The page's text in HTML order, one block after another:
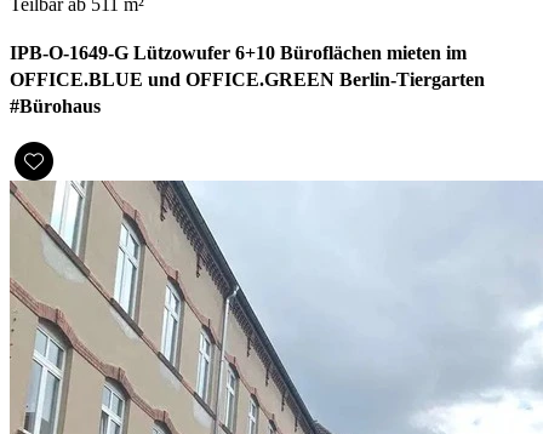
Teilbar ab 511 m²
IPB-O-1649-G Lützowufer 6+10 Büroflächen mieten im
OFFICE.BLUE und OFFICE.GREEN Berlin-Tiergarten
#Bürohaus